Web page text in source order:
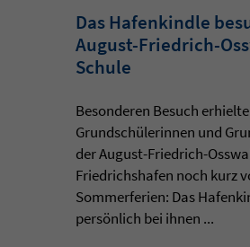
Das Hafenkindle
August-Friedrich-
Schule
Besonderen Besuch
Grundschülerinnen und
der August-Friedrich-
Friedrichshafen noch kurz
Sommerferien: Das
persönlich bei ihnen ...